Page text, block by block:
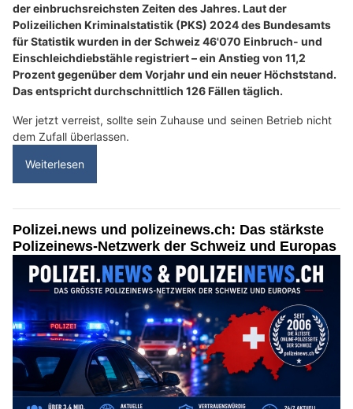
der einbruchsreichsten Zeiten des Jahres. Laut der
Polizeilichen Kriminalstatistik (PKS) 2024 des Bundesamts
für Statistik wurden in der Schweiz 46'070 Einbruch- und
Einschleichdiebstähle registriert – ein Anstieg von 11,2
Prozent gegenüber dem Vorjahr und ein neuer Höchststand.
Das entspricht durchschnittlich 126 Fällen täglich.
Wer jetzt verreist, sollte sein Zuhause und seinen Betrieb nicht
dem Zufall überlassen.
Weiterlesen
Polizei.news und polizeinews.ch: Das stärkste
Polizeinews-Netzwerk der Schweiz und Europas